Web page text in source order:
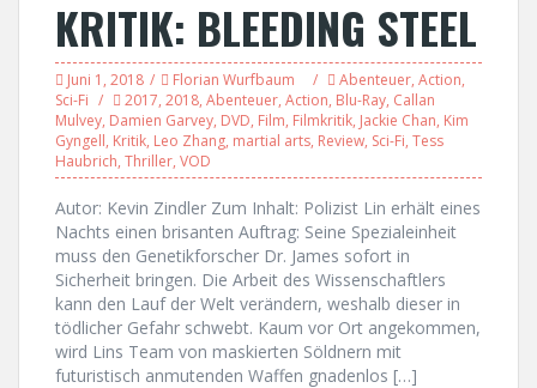
KRITIK: BLEEDING STEEL
Juni 1, 2018 Florian Wurfbaum Abenteuer, Action,
Sci-Fi
2017, 2018, Abenteuer, Action, Blu-Ray, Callan
Mulvey, Damien Garvey, DVD, Film, Filmkritik, Jackie Chan, Kim
Gyngell, Kritik, Leo Zhang, martial arts, Review, Sci-Fi, Tess
Haubrich, Thriller, VOD
Autor: Kevin Zindler Zum Inhalt: Polizist Lin erhält eines
Nachts einen brisanten Auftrag: Seine Spezialeinheit
muss den Genetikforscher Dr. James sofort in
Sicherheit bringen. Die Arbeit des Wissenschaftlers
kann den Lauf der Welt verändern, weshalb dieser in
tödlicher Gefahr schwebt. Kaum vor Ort angekommen,
wird Lins Team von maskierten Söldnern mit
futuristisch anmutenden Waffen gnadenlos […]